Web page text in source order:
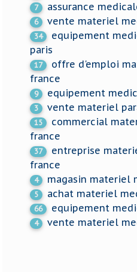
7 assurance
6 vente materiel
34
equipement
paris
17
offre d'emploi
france
9 equipement
3 vente materiel
15
commercial
france
37
entreprise
france
4 magasin materiel
5 achat materiel
66 equipement
4 vente materiel